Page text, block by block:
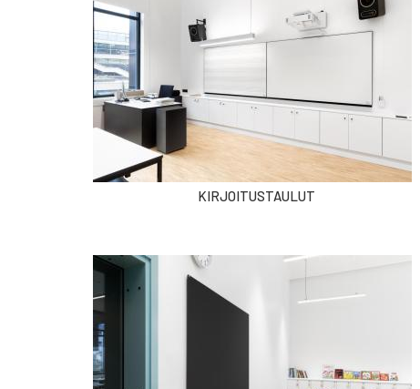
KIRJOITUSTAULUT